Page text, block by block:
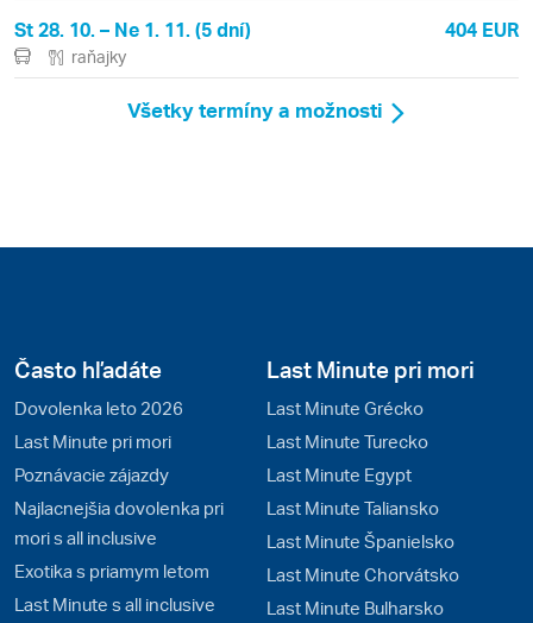
St 28. 10. – Ne 1. 11. (5 dní) 404 EUR
raňajky
Všetky termíny a možnosti
Často hľadáte
Dovolenka leto 2026
Last Minute pri mori
Poznávacie zájazdy
Najlacnejšia dovolenka pri
mori s all inclusive
Exotika s priamym letom
Last Minute s all inclusive
Last Minute pri mori
Last Minute Grécko
Last Minute Turecko
Last Minute Egypt
Last Minute Taliansko
Last Minute Španielsko
Last Minute Chorvátsko
Last Minute Bulharsko